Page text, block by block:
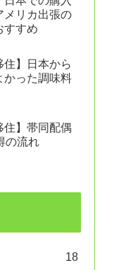
メリカ出張の
すすめ
住】日本から
かった調味料
住】帯同配偶
の流れ
18